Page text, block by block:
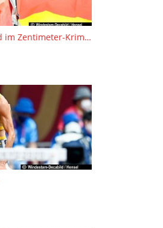
GOLD! Malaika Mihambo wird im Zentimeter-Krimi Weitsprung-Olympiasiegerin